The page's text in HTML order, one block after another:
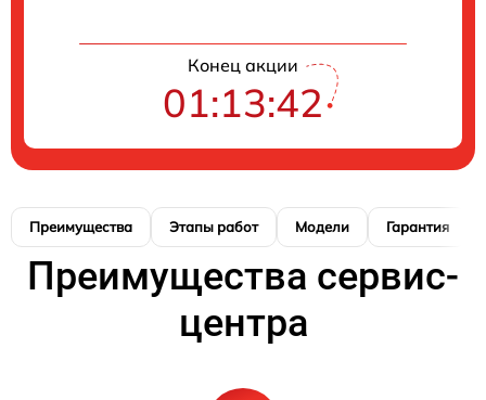
Конец акции
01:13:41
Преимущества Этапы работ Модели Гарантия
Преимущества сервис-
центра